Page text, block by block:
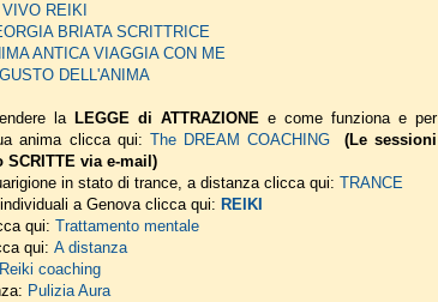
REIKI
BRIATA SCRITTRICE
ANTICA VIAGGIA CON ME
DELL'ANIMA
laLEGGE di ATTRAZIONE e come funziona e per
anima clicca qui: The DREAM COACHING
(Le sessioni
SCRITTE via e-mail)
in stato di trance, a distanza clicca qui: TRANCE
a Genova clicca qui: REIKI
qui: Trattamento mentale
qui: A distanza
coaching
Pulizia Aura